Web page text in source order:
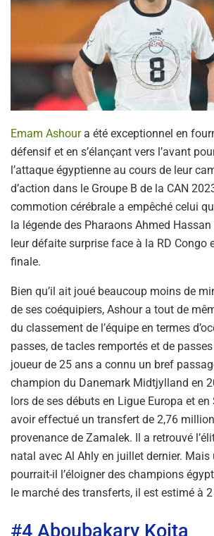
Emam Ashoura été exceptionnel en
défensif et en s’élançant vers l’avant
l’attaque égyptienne au cours de leur
d’action dans le Groupe B de la CAN
commotion cérébrale a empêché celui
la légende des Pharaons Ahmed
leur défaite surprise face à la RD Congo
finale.
Bien qu’il ait joué beaucoup moins de
de ses coéquipiers, Ashour a tout de
du classement de l’équipe en termes
passes, de tacles remportés et de
joueur de 25 ans a connu un bref
champion du Danemark Midtjylland en
lors de ses débuts en Ligue Europa et
avoir effectué un transfert de 2,76
provenance de Zamalek. Il a retrouvé
natal avec Al Ahly en juillet dernier. Mais
pourrait-il l’éloigner des champions
le marché des transferts, il est estimé à
#4 Aboubakary Koita